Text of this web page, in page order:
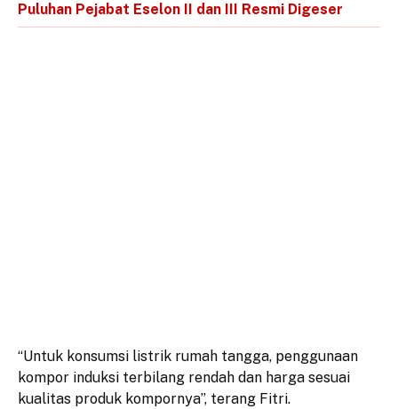
Puluhan Pejabat Eselon II dan III Resmi Digeser
“Untuk konsumsi listrik rumah tangga, penggunaan
kompor induksi terbilang rendah dan harga sesuai
kualitas produk kompornya”, terang Fitri.